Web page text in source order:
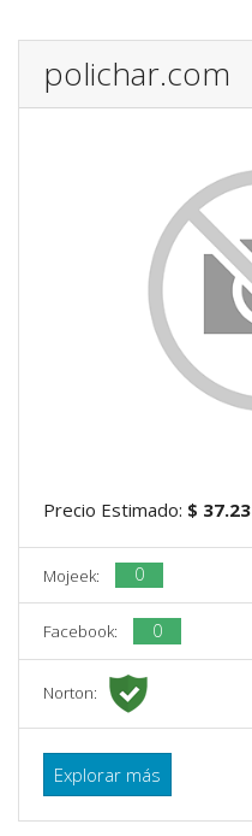
polichar.com
Precio Estimado: $ 37.23
Mojeek: 0
Facebook: 0
Norton:
Explorar más